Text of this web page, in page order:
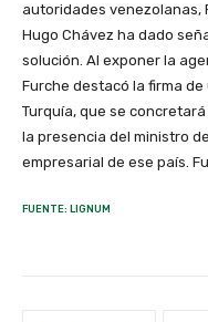
autoridades venezolanas,
Hugo Chávez ha dado
solución. Al exponer la
Furche destacó la firma
Turquía, que se
la presencia del ministro
empresarial de ese país.
FUENTE: LIGNUM